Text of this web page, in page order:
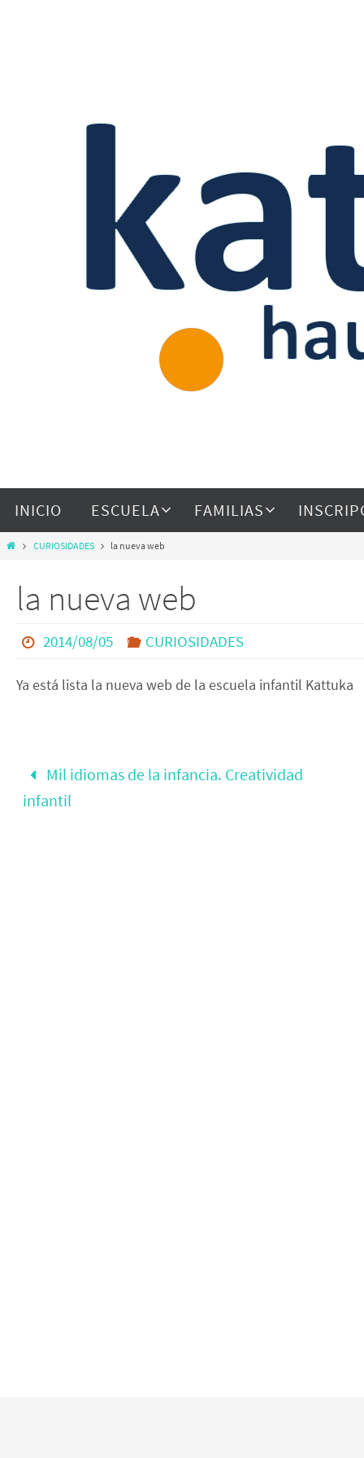
INICIO ESCUELA FAMILIAS
CURIOSIDADES la nueva web
la nueva web
2014/08/05 CURIOSIDADES
Ya está lista la nueva web de la escuela infantil Kattuka
Mil idiomas de la infancia. Creatividad
infantil